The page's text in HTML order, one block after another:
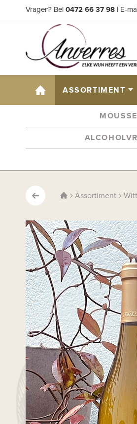
Vragen? Bel 0472 66 37 98 | E-
HOME ASSORTIMENT
Assortiment